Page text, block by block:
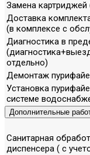
Замена картриджей
Доставка
(в комплексе с
Диагностика в
отдельно)
Демонтаж
Установка
системе
Дополнительные
Санитарная
диспенсера ( с